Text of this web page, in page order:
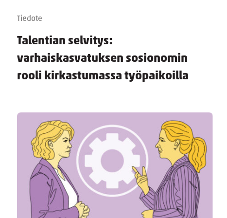
Tiedote
Talentian selvitys:
varhaiskasvatuksen sosionomin
rooli kirkastumassa työpaikoilla